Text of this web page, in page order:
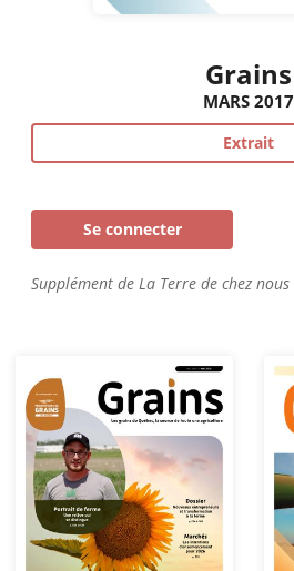
Grains
MARS 2017
Extrait
Se connecter
Supplément de La Terre de chez nous